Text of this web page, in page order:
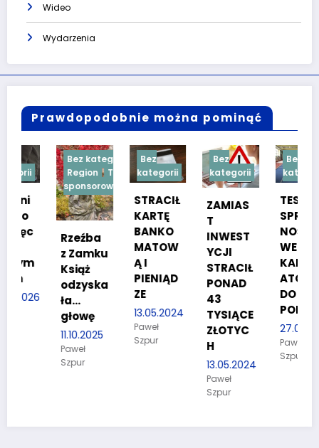
Wideo
Wydarzenia
Prawdopodobnie można pominąć
Bez kategorii
Region
Treść
sponsorowana
Rzeźba
z Zamku
Książ
odzyska
ła…
11.10.2025
Bez
kategorii
STRACIŁ
KARTĘ
BANKO
MATOW
PIENIĄD
13.05.2024
Szpur
Bez
kategorii
ZAMIAS
INWEST
YCJI
STRACIŁ
PONAD
TYSIĄCE
ZŁOTYC
13.05.2024
Bez
kategorii
TESTY
SPRAW
NOŚCIO
WE DLA
KANDYD
ATÓW
POLICJI
27.03.2024